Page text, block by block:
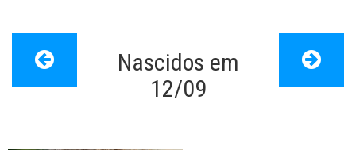
Papo de Cinema
Nascidos em
12/09